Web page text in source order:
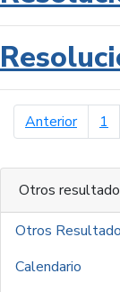
Anterior 1
Otros
Otros
Calendario